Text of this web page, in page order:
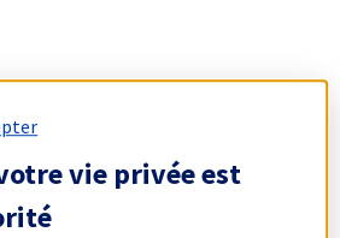
vie privée est